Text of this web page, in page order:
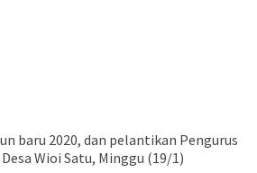
baru 2020, dan pelantikan Pengurus
Wioi Satu, Minggu (19/1)